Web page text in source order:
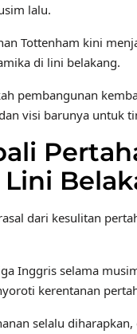
lalu.
Tottenham kini
di lini belakang.
pembangunan
visi barunya untuk
dari kesulitan
Inggris selama
kerentanan
selalu